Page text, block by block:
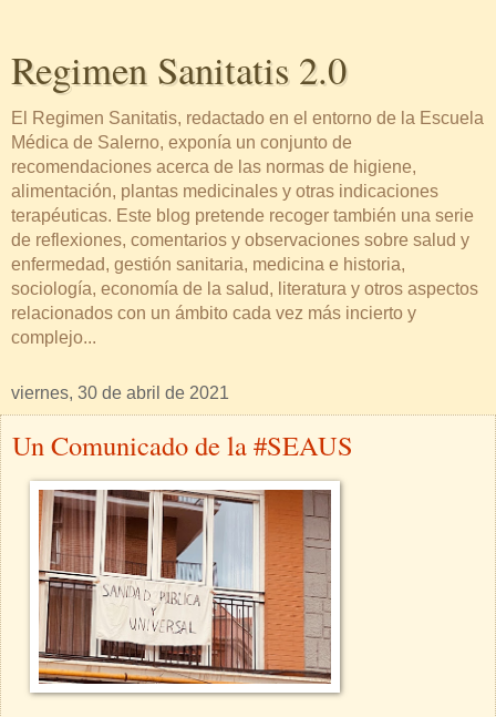
Regimen Sanitatis 2.0
El Regimen Sanitatis, redactado en el entorno de la Escuela
Médica de Salerno, exponía un conjunto de
recomendaciones acerca de las normas de higiene,
alimentación, plantas medicinales y otras indicaciones
terapéuticas. Este blog pretende recoger también una serie
de reflexiones, comentarios y observaciones sobre salud y
enfermedad, gestión sanitaria, medicina e historia,
sociología, economía de la salud, literatura y otros aspectos
relacionados con un ámbito cada vez más incierto y
complejo...
viernes, 30 de abril de 2021
Un Comunicado de la #SEAUS